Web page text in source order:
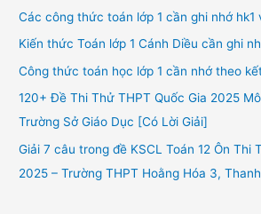
h
f
o
Các công thức toán lớp 1 cần ghi nhớ hk1
Kiến thức Toán lớp 1 Cánh Diều cần ghi
Công thức toán học lớp 1 cần nhớ theo
120+ Đề Thi Thử THPT Quốc Gia 2025
Trường Sở Giáo Dục [Có Lời Giải]
Giải 7 câu trong đề KSCL Toán 12 Ôn Thi
2025 – Trường THPT Hoằng Hóa 3,